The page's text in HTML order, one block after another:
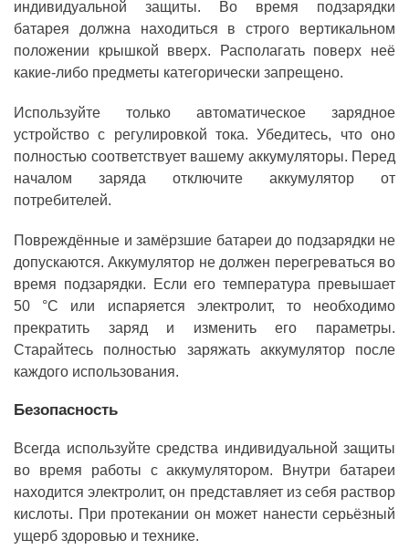
индивидуальной защиты. Во время подзарядки
батарея должна находиться в строго вертикальном
положении крышкой вверх. Располагать поверх неё
какие-либо предметы категорически запрещено.
Используйте только автоматическое зарядное
устройство с регулировкой тока. Убедитесь, что оно
полностью соответствует вашему аккумуляторы. Перед
началом заряда отключите аккумулятор от
потребителей.
Повреждённые и замёрзшие батареи до подзарядки не
допускаются. Аккумулятор не должен перегреваться во
время подзарядки. Если его температура превышает
50 °С или испаряется электролит, то необходимо
прекратить заряд и изменить его параметры.
Старайтесь полностью заряжать аккумулятор после
каждого использования.
Безопасность
Всегда используйте средства индивидуальной защиты
во время работы с аккумулятором. Внутри батареи
находится электролит, он представляет из себя раствор
кислоты. При протекании он может нанести серьёзный
ущерб здоровью и технике.